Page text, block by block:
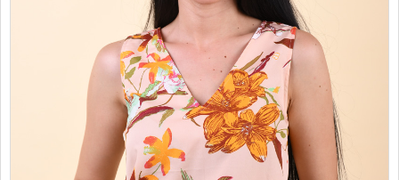
INFORMATII